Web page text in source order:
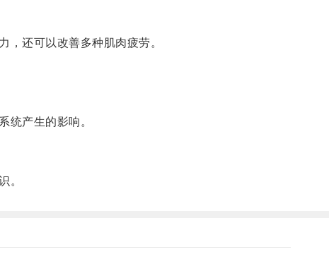
还可以改善多种肌肉疲劳。
产生的影响。
。